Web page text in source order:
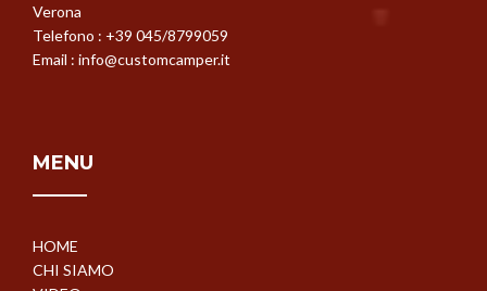
Verona
Telefono : +39 045/8799059
Email : info@customcamper.it
MENU
HOME
CHI SIAMO